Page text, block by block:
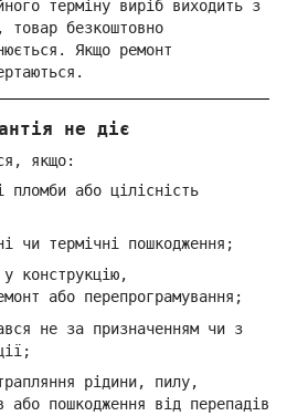
терміну виріб виходить з
безкоштовно
Якщо ремонт
не діє
якщо:
пломби або цілісність
чи термічні пошкодження;
конструкцію,
або перепрограмування;
не за призначенням чи з
рідини, пилу,
або пошкодження від перепадів